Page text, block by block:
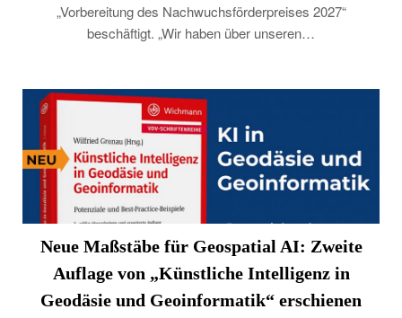
„Vorbereitung des Nachwuchsförderpreises 2027“
beschäftigt. „Wir haben über unseren…
Neue Maßstäbe für Geospatial AI: Zweite
Auflage von „Künstliche Intelligenz in
Geodäsie und Geoinformatik“ erschienen